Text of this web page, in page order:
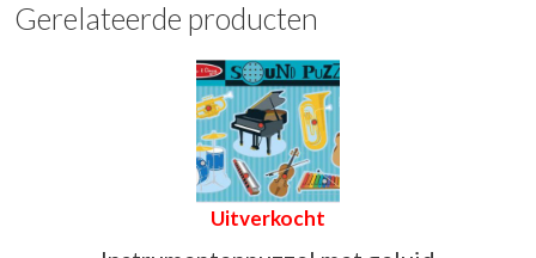
Gerelateerde producten
Uitverkocht